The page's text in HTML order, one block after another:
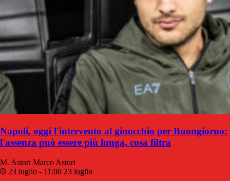
Napoli, oggi l'intervento al ginocchio per Buongiorno:
l'assenza può essere più lunga, cosa filtra
M. Astori Marco Astori
23 luglio - 11:00 23 luglio